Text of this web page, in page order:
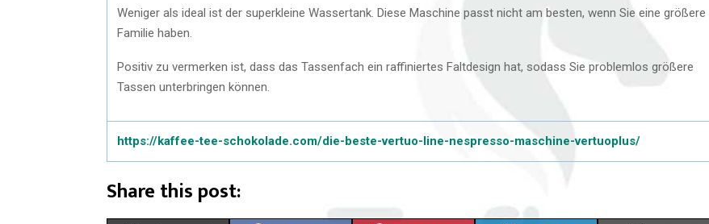
Weniger als ideal ist der superkleine Wassertank. Diese Maschine passt nicht am besten, wenn Sie eine größere
Familie haben.
Positiv zu vermerken ist, dass das Tassenfach ein raffiniertes Faltdesign hat, sodass Sie problemlos größere
Tassen unterbringen können.
https://kaffee-tee-schokolade.com/die-beste-vertuo-line-nespresso-maschine-vertuoplus/
Share this post: